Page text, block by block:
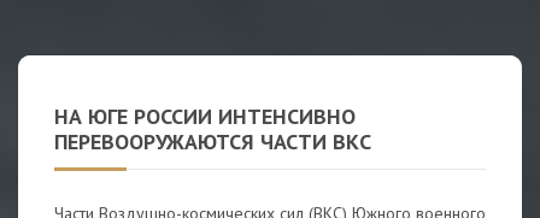
НА ЮГЕ РОССИИ ИНТЕНСИВНО
ПЕРЕВООРУЖАЮТСЯ ЧАСТИ ВКС
Части Воздушно-космических сил (ВКС) Южного военного